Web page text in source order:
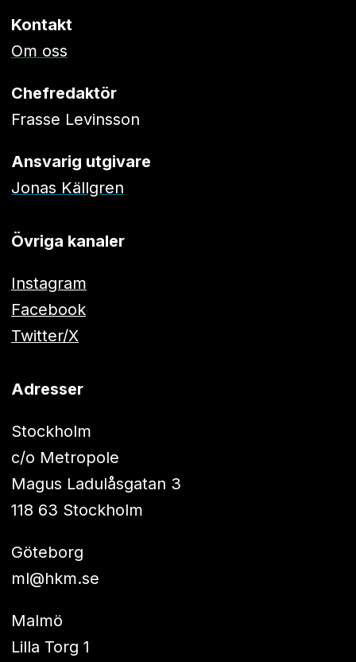
Kontakt
Om oss
Chefredaktör
Frasse Levinsson
Ansvarig utgivare
Jonas Källgren
Övriga kanaler
Instagram
Facebook
Twitter/X
Adresser
Stockholm
c/o Metropole
Magus Ladulåsgatan 3
118 63 Stockholm
Göteborg
ml@hkm.se
Malmö
Lilla Torg 1